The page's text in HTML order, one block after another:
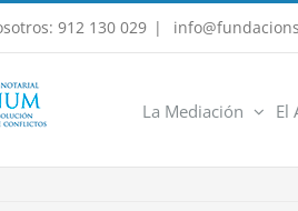
912 130 029 |
La Mediación El